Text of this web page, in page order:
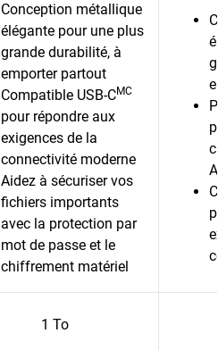
Conception métallique
élégante pour une plus
grande durabilité, à
emporter partout
Compatible USB-CMC
pour répondre aux
exigences de la
connectivité moderne
Aidez à sécuriser vos
fichiers importants
avec la protection par
mot de passe et le
chiffrement matériel
1 To